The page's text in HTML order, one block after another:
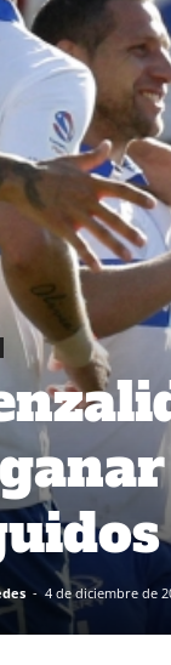
- 4 de diciembre de